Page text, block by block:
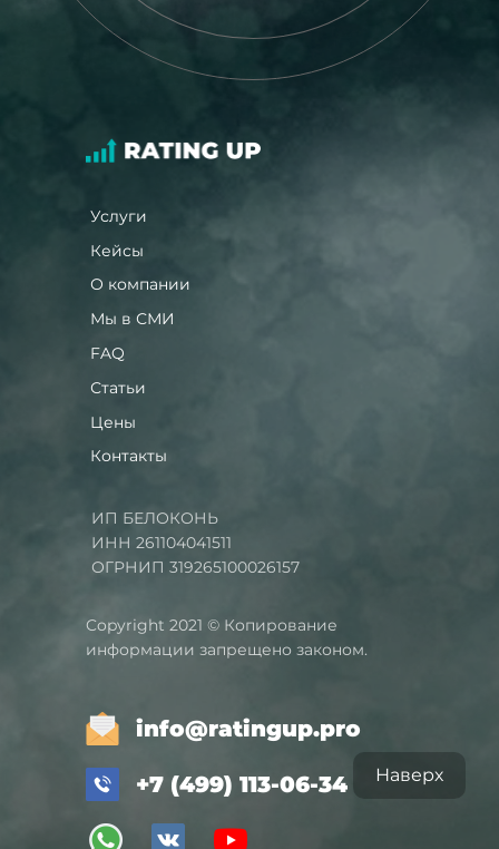
Услуги
Кейсы
О компании
Мы в СМИ
FAQ
Статьи
Цены
Контакты
ИП БЕЛОКОНЬ
ИНН 261104041511
ОГРНИП 319265100026157
Copyright 2021 © Копирование
информации запрещено законом.
info@ratingup.pro
+7 (499) 113-06-34 Наверх